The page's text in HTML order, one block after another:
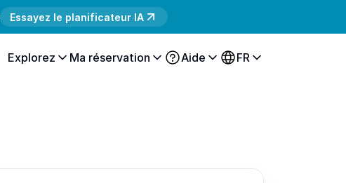
Essayez le planificateur IA
Explorez Ma réservation Aide FR